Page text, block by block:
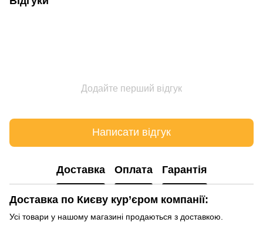
Додайте перший відгук
Написати відгук
Доставка Оплата Гарантія
Доставка по Києву кур’єром компанії:
Усі товари у нашому магазині продаються з доставкою.